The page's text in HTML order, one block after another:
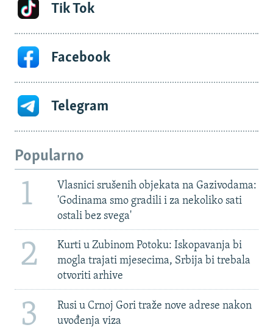
Tik Tok
Facebook
Telegram
Popularno
1
Vlasnici srušenih objekata na Gazivodama:
'Godinama smo gradili i za nekoliko sati
ostali bez svega'
2
Kurti u Zubinom Potoku: Iskopavanja bi
mogla trajati mjesecima, Srbija bi trebala
otvoriti arhive
3
Rusi u Crnoj Gori traže nove adrese nakon
uvođenja viza